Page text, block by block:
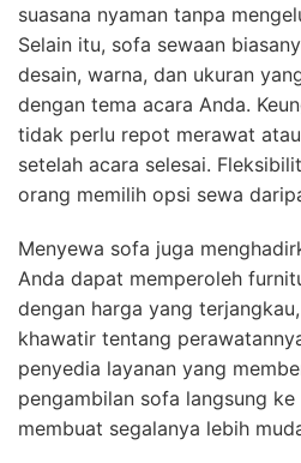
suasana nyaman tanpa
Selain itu, sofa sewaan
desain, warna, dan ukuran
dengan tema acara Anda.
tidak perlu repot merawat
setelah acara selesai.
orang memilih opsi sewa
Menyewa sofa juga
Anda dapat memperoleh
dengan harga yang
khawatir tentang
penyedia layanan yang
pengambilan sofa langsung
membuat segalanya lebih